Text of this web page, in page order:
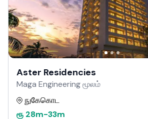
Aster Residencies
Maga Engineering மூலம்
நுகேகொட
ரூ 28m-33m